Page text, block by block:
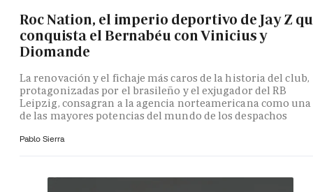
Roc Nation, el imperio deportivo de Jay Z
conquista el Bernabéu con Vinicius y
Diomande
La renovación y el fichaje más caros de la historia del club,
protagonizadas por el brasileño y el exjugador del RB
Leipzig, consagran a la agencia norteamericana como una
de las mayores potencias del mundo de los despachos
Pablo Sierra